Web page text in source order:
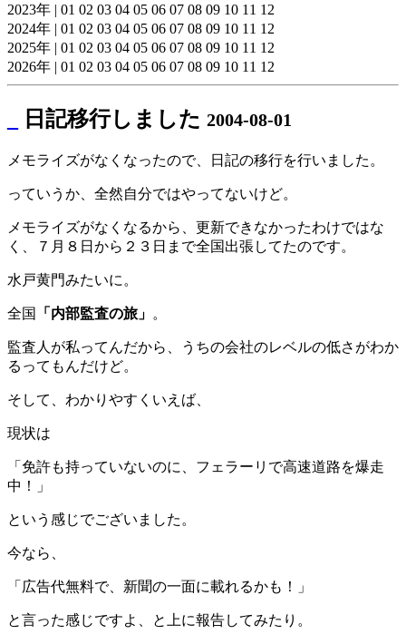
2023年 | 01 02 03 04 05 06 07 08 09 10 11 12
2024年 | 01 02 03 04 05 06 07 08 09 10 11 12
2025年 | 01 02 03 04 05 06 07 08 09 10 11 12
2026年 | 01 02 03 04 05 06 07 08 09 10 11 12
日記移行しました 2004-08-01
メモライズがなくなったので、日記の移行を行いました。
っていうか、全然自分ではやってないけど。
メモライズがなくなるから、更新できなかったわけではな
く、７月８日から２３日まで全国出張してたのです。
水戸黄門みたいに。
全国 「内部監査の旅」 。
監査人が私ってんだから、うちの会社のレベルの低さがわか
るってもんだけど。
そして、わかりやすくいえば、
現状は
「免許も持っていないのに、フェラーリで高速道路を爆走
中！」
という感じでございました。
今なら、
「広告代無料で、新聞の一面に載れるかも！」
と言った感じですよ、と上に報告してみたり。